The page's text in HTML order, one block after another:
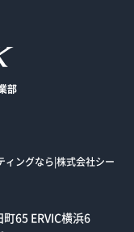
部
ィングなら|株式会社シー
65 ERVIC横浜6